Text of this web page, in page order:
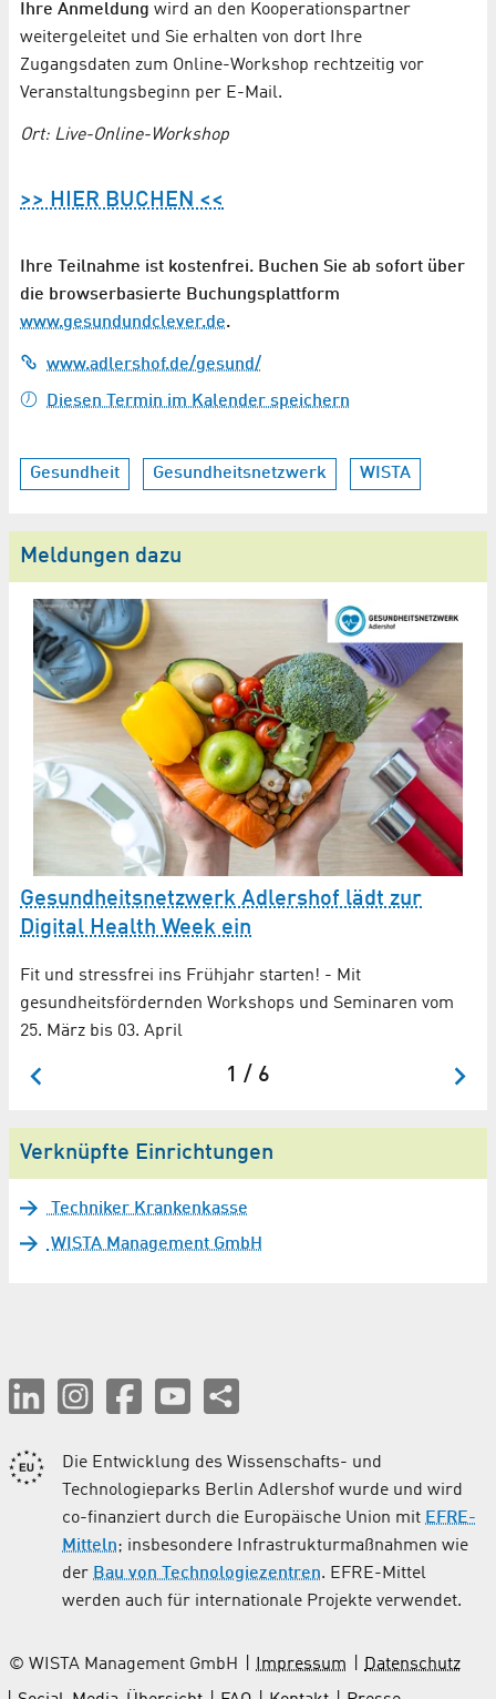
Ihre Anmeldung wird an den Kooperationspartner
weitergeleitet und Sie erhalten von dort Ihre
Zugangsdaten zum Online-Workshop rechtzeitig vor
Veranstaltungsbeginn per E-Mail.
Ort: Live-Online-Workshop
>> HIER BUCHEN <<
Ihre Teilnahme ist kostenfrei. Buchen Sie ab sofort über
die browserbasierte Buchungsplattform
www.gesundundclever.de.
www.adlershof.de/gesund/
Diesen Termin im Kalender speichern
Gesundheit Gesundheitsnetzwerk WISTA
Meldungen dazu
Gesundheitsnetzwerk Adlershof lädt zur
Digital Health Week ein
Fit und stressfrei ins Frühjahr starten! - Mit
gesundheitsfördernden Workshops und Seminaren vom
25. März bis 03. April
1 / 6
Verknüpfte Einrichtungen
Techniker Krankenkasse
WISTA Management GmbH
Die Entwicklung des Wissenschafts- und
Technologieparks Berlin Adlershof wurde und wird
co-finanziert durch die Europäische Union mit EFRE-
Mitteln; insbesondere Infrastrukturmaßnahmen wie
der Bau von Technologiezentren. EFRE-Mittel
werden auch für internationale Projekte verwendet.
© WISTA Management GmbH Impressum
Datenschutz